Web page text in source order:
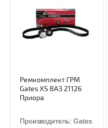
Ремкомплект ГРМ
Gates XS ВАЗ 21126
Приора
Производитель: Gates